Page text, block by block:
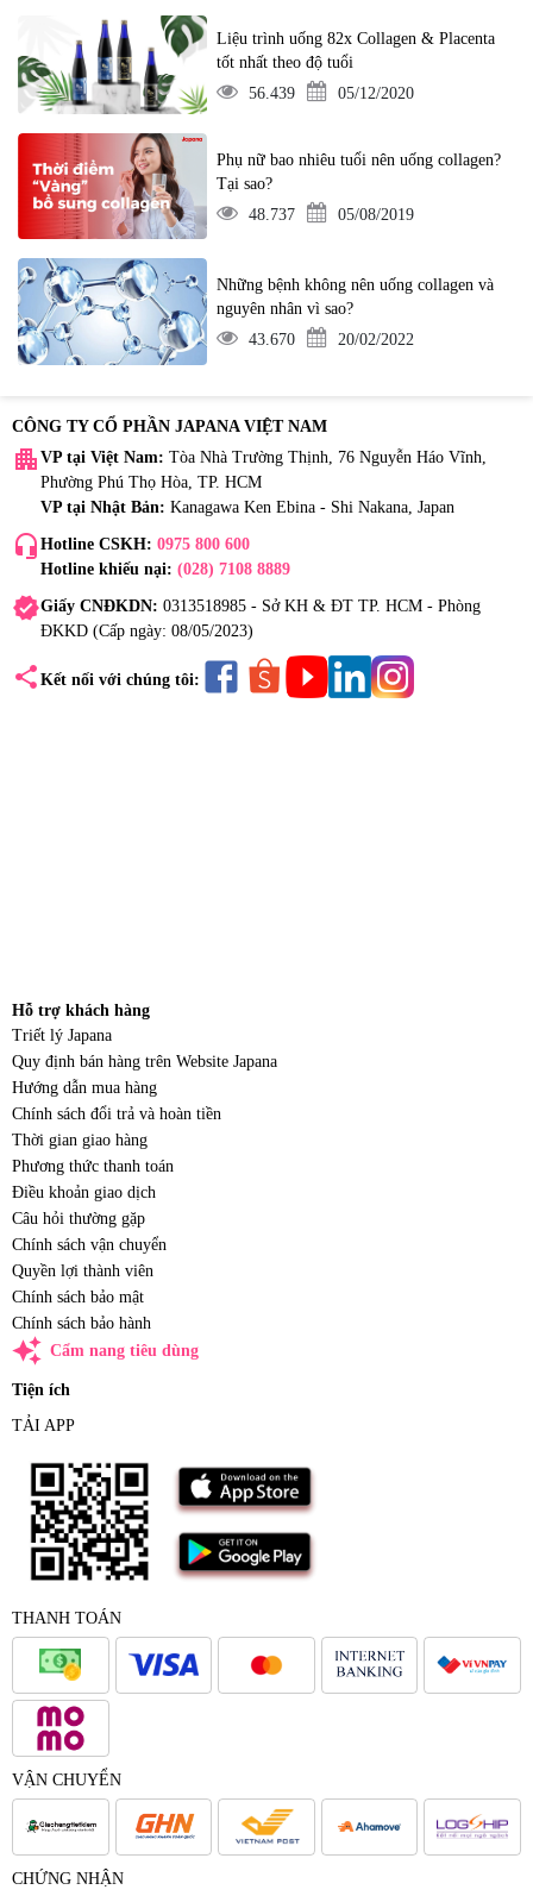
Liệu trình uống 82x Collagen & Placenta
tốt nhất theo độ tuổi
56.439
05/12/2020
Phụ nữ bao nhiêu tuổi nên uống collagen?
Tại sao?
48.737
05/08/2019
Những bệnh không nên uống collagen và
nguyên nhân vì sao?
43.670
20/02/2022
CÔNG TY CỔ PHẦN JAPANA VIỆT NAM
apartment VP tại Việt Nam: Tòa Nhà Trường Thịnh, 76 Nguyễn Háo Vĩnh,
Phường Phú Thọ Hòa, TP. HCM
VP tại Nhật Bản: Kanagawa Ken Ebina - Shi Nakana, Japan
headset_mic Hotline CSKH: 0975 800 600
Hotline khiếu nại: (028) 7108 8889
verifiedGiấy CNĐKDN: 0313518985 - Sở KH & ĐT TP. HCM - Phòng
ĐKKD (Cấp ngày: 08/05/2023)
share Kết nối với chúng tôi:
Hỗ trợ khách hàng
Triết lý Japana
Quy định bán hàng trên Website Japana
Hướng dẫn mua hàng
Chính sách đổi trả và hoàn tiền
Thời gian giao hàng
Phương thức thanh toán
Điều khoản giao dịch
Câu hỏi thường gặp
Chính sách vận chuyển
Quyền lợi thành viên
Chính sách bảo mật
Chính sách bảo hành
auto_awesome Cẩm nang tiêu dùng
Tiện ích
TẢI APP
THANH TOÁN
VẬN CHUYỂN
CHỨNG NHẬN